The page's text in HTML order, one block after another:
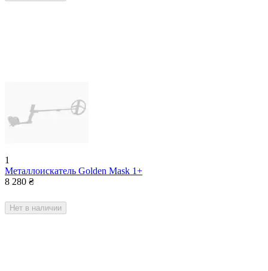
1
​Металлоискатель Golden Mask 1+
8 280 ₴
Нет в наличии